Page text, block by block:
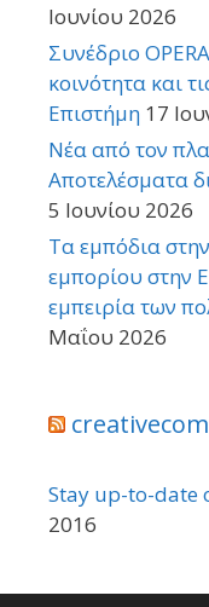
Ιουνίου 2026
Συνέδριο
κοινότητα και
Επιστήμη 17
Νέα από τον
Αποτελέσματα
5 Ιουνίου 2026
Τα εμπόδια
εμπορίου στην
εμπειρία των
Μαΐου 2026
Stay up-to-date
2016